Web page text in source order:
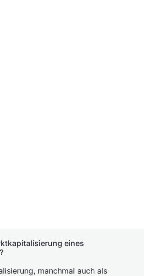
eines
manchmal auch als